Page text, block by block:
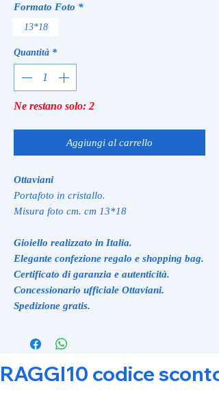
Formato Foto *
13*18
Quantità *
Ne restano solo: 2
Aggiungi al carrello
Ottaviani
Portafoto in cristallo.
Misura foto cm. cm 13*18
Gioiello realizzato in Italia.
Elegante confezione regalo e shopping bag.
Certificato di garanzia e autenticità.
Concessionario ufficiale Ottaviani.
Spedizione gratis.
RAGGI10 codice